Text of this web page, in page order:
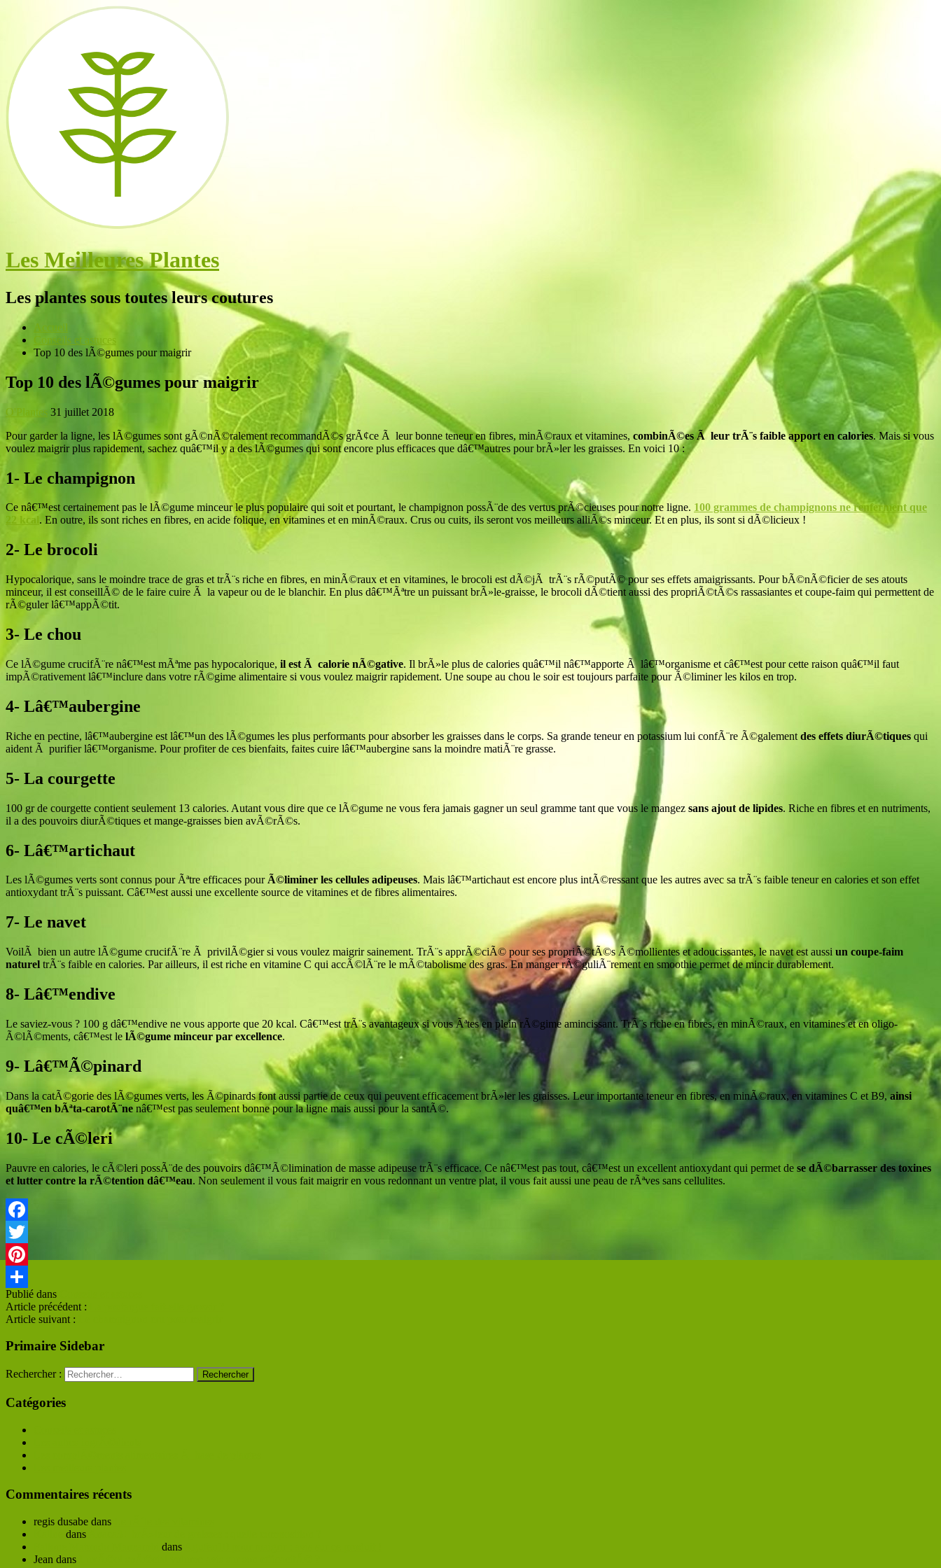
Les Meilleures Plantes
Les plantes sous toutes leurs coutures
Accueil
Conseils et astuces
Top 10 des lÃ©gumes pour maigrir
Top 10 des lÃ©gumes pour maigrir
O'Plantes 31 juillet 2018
Pour garder la ligne, les lÃ©gumes sont gÃ©nÃ©ralement recommandÃ©s grÃ¢ce Ã leur bonne teneur en fibres, minÃ©raux et vitamines, combinÃ©es Ã leur trÃ¨s faible apport en calories. Mais si vous
voulez maigrir plus rapidement, sachez quâ€™il y a des lÃ©gumes qui sont encore plus efficaces que dâ€™autres pour brÃ»ler les graisses. En voici 10 :
1- Le champignon
Ce nâ€™est certainement pas le lÃ©gume minceur le plus populaire qui soit et pourtant, le champignon possÃ¨de des vertus prÃ©cieuses pour notre ligne. 100 grammes de champignons ne renferment que
22 kcal. En outre, ils sont riches en fibres, en acide folique, en vitamines et en minÃ©raux. Crus ou cuits, ils seront vos meilleurs alliÃ©s minceur. Et en plus, ils sont si dÃ©licieux !
2- Le brocoli
Hypocalorique, sans le moindre trace de gras et trÃ¨s riche en fibres, en minÃ©raux et en vitamines, le brocoli est dÃ©jÃ trÃ¨s rÃ©putÃ© pour ses effets amaigrissants. Pour bÃ©nÃ©ficier de ses atouts
minceur, il est conseillÃ© de le faire cuire Ã la vapeur ou de le blanchir. En plus dâ€™Ãªtre un puissant brÃ»le-graisse, le brocoli dÃ©tient aussi des propriÃ©tÃ©s rassasiantes et coupe-faim qui permettent de
rÃ©guler lâ€™appÃ©tit.
3- Le chou
Ce lÃ©gume crucifÃ¨re nâ€™est mÃªme pas hypocalorique, il est Ã calorie nÃ©gative. Il brÃ»le plus de calories quâ€™il nâ€™apporte Ã lâ€™organisme et câ€™est pour cette raison quâ€™il faut
impÃ©rativement lâ€™inclure dans votre rÃ©gime alimentaire si vous voulez maigrir rapidement. Une soupe au chou le soir est toujours parfaite pour Ã©liminer les kilos en trop.
4- Lâ€™aubergine
Riche en pectine, lâ€™aubergine est lâ€™un des lÃ©gumes les plus performants pour absorber les graisses dans le corps. Sa grande teneur en potassium lui confÃ¨re Ã©galement des effets diurÃ©tiques qui
aident Ã purifier lâ€™organisme. Pour profiter de ces bienfaits, faites cuire lâ€™aubergine sans la moindre matiÃ¨re grasse.
5- La courgette
100 gr de courgette contient seulement 13 calories. Autant vous dire que ce lÃ©gume ne vous fera jamais gagner un seul gramme tant que vous le mangez sans ajout de lipides. Riche en fibres et en nutriments,
il a des pouvoirs diurÃ©tiques et mange-graisses bien avÃ©rÃ©s.
6- Lâ€™artichaut
Les lÃ©gumes verts sont connus pour Ãªtre efficaces pourÃ©liminer les cellules adipeuses. Mais lâ€™artichaut est encore plus intÃ©ressant que les autres avec sa trÃ¨s faible teneur en calories et son effet
antioxydant trÃ¨s puissant. Câ€™est aussi une excellente source de vitamines et de fibres alimentaires.
7- Le navet
VoilÃ bien un autre lÃ©gume crucifÃ¨re Ã privilÃ©gier si vous voulez maigrir sainement. TrÃ¨s apprÃ©ciÃ© pour ses propriÃ©tÃ©s Ã©mollientes et adoucissantes, le navet est aussi un coupe-faim
naturel trÃ¨s faible en calories. Par ailleurs, il est riche en vitamine C qui accÃ©lÃ¨re le mÃ©tabolisme des gras. En manger rÃ©guliÃ¨rement en smoothie permet de mincir durablement.
8- Lâ€™endive
Le saviez-vous ? 100 g dâ€™endive ne vous apporte que 20 kcal. Câ€™est trÃ¨s avantageux si vous Ãªtes en plein rÃ©gime amincissant. TrÃ¨s riche en fibres, en minÃ©raux, en vitamines et en oligo-
Ã©lÃ©ments, câ€™est le lÃ©gume minceur par excellence.
9- Lâ€™Ã©pinard
Dans la catÃ©gorie des lÃ©gumes verts, les Ã©pinards font aussi partie de ceux qui peuvent efficacement brÃ»ler les graisses. Leur importante teneur en fibres, en minÃ©raux, en vitamines C et B9,ainsi
quâ€™en bÃªta-carotÃ¨ne nâ€™est pas seulement bonne pour la ligne mais aussi pour la santÃ©.
10- Le cÃ©leri
Pauvre en calories, le cÃ©leri possÃ¨de des pouvoirs dâ€™Ã©limination de masse adipeuse trÃ¨s efficace. Ce nâ€™est pas tout, câ€™est un excellent antioxydant qui permet de se dÃ©barrasser des toxines
et lutter contre la rÃ©tention dâ€™eau. Non seulement il vous fait maigrir en vous redonnant un ventre plat, il vous fait aussi une peau de rÃªves sans cellulites.
Facebook
Twitter
Pinterest
Partager
Publié dans
Article précédent :
Article suivant :
Primaire Sidebar
Rechercher :
Catégories
Commentaires récents
regis dusabe dans
dans
dans
Jean dans